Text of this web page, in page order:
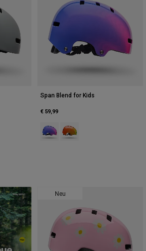
Span Blend for Kids
€ 59,99
Product swatch type of
Product swatch type of
Neu